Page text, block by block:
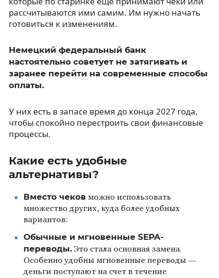
рассчитываются ими самим. Им нужно начать
готовиться к изменениям.
Немецкий федеральный банк
настоятельно советует не затягивать и
заранее перейти на современные способы
оплаты.
У них есть в запасе время до конца 2027 года,
чтобы спокойно перестроить свои финансовые
процессы.
Какие есть удобные
альтернативы?
Вместо чеков можно использовать
множество других, куда более удобных
вариантов:
Обычные и мгновенные SEPA-
переводы.Это стала основная замена.
Особенно удобны мгновенные переводы —
деньги поступают на счет в течение